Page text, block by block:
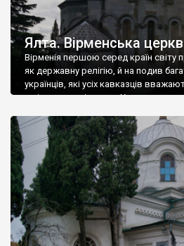
Ялта. Вірменська
Вірменія першою серед країн світу
як державну релігію, й на подив
українців, які усіх кавказців
є відданими вірянами Христа